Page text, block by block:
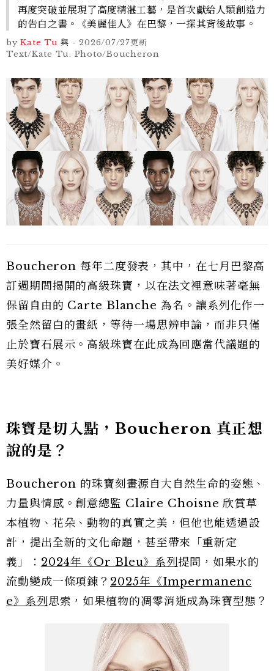
再度突破並展現了高度精湛工藝，是首次獻給人類創造力
的告白之書。《美麗佳人》在巴黎，一探其背後故事。
by Kate Tu 與 -2026/07/27更新
Text/Kate Tu. Photo/Boucheron
Boucheron 每年二度發表，其中，在七月巴黎高
訂週期間揭開的高級珠寶，以在法文裡意味著毫無
保留自由的 Carte Blanche 為名。讓系列化作一
張全然留白的畫紙，等待一場思辨申論，而非只僅
止於寶石展示。高級珠寶在此成為回應當代議題的
美好媒介。
珠寶是切入點，Boucheron 真正想
說的是？
Boucheron 的珠寶刻畫源自大自然生命的姿態、
力量與情感。創意總監 Claire Choisne 欣賞草
本植物、花朵、動物的真實之美，但他也能透過設
計，提出全新的文化命題，甚至帶來「重新定
義」： 2024年《Or Bleu》系列 提問，如果水的
流動變成一條項鍊？ 2025年《Impermanenc
e》系列 思索，如果植物的凋零消逝成為珠寶型態？